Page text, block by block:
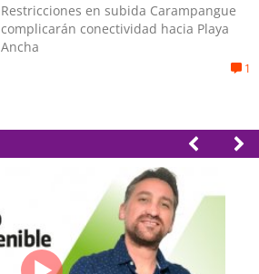
Restricciones en subida Carampangue
complicarán conectividad hacia Playa
Ancha
1